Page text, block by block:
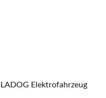
LADOG Elektrofahrzeug